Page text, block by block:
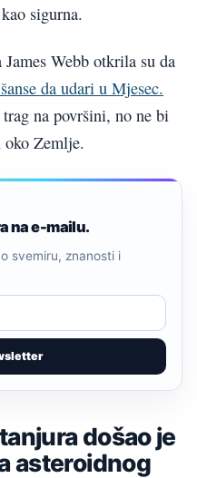
sigurna.
Webb otkrila su da
da udari u Mjesec.
na površini, no ne bi
oko Zemlje.
na e-mailu.
svemiru, znanosti i
došao je
asteroidnog